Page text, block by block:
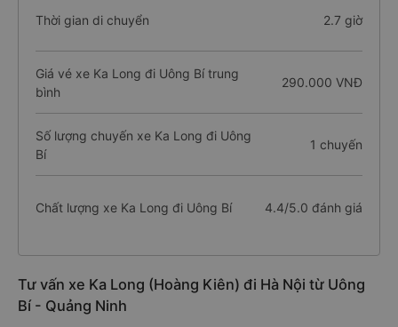
Thời gian di chuyển 2.7 giờ
Giá vé xe Ka Long đi Uông Bí trung
bình
290.000 VNĐ
Số lượng chuyến xe Ka Long đi Uông
Bí
1 chuyến
Chất lượng xe Ka Long đi Uông Bí 4.4/5.0 đánh giá
Tư vấn xe Ka Long (Hoàng Kiên) đi Hà Nội từ Uông
Bí - Quảng Ninh